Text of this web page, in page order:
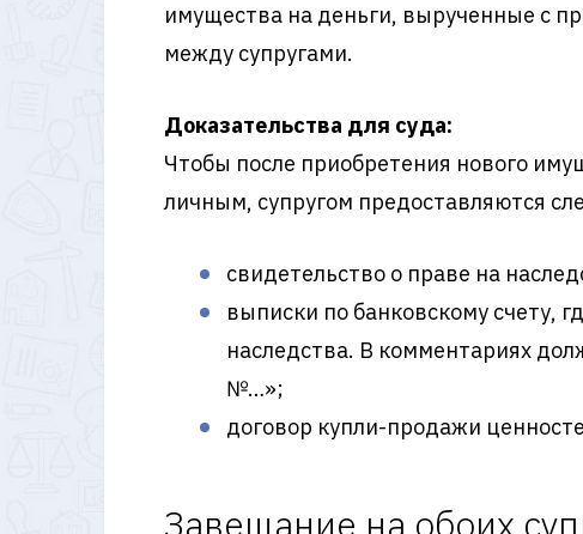
имущества на деньги, вырученные с
между супругами.
Доказательства для суда:
Чтобы после приобретения нового
личным, супругом предоставляются
свидетельство о праве на
выписки по банковскому счету,
наследства. В комментариях
№…»;
договор купли-продажи
Завещание на обоих